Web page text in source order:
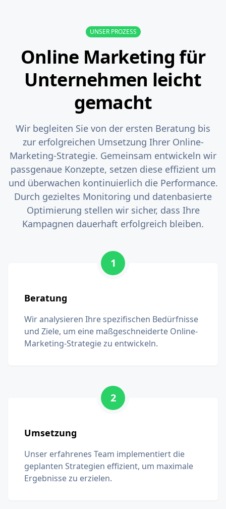
UNSER PROZESS
Online Marketing für
Unternehmen leicht
gemacht
Wir begleiten Sie von der ersten Beratung bis
zur erfolgreichen Umsetzung Ihrer Online-
Marketing-Strategie. Gemeinsam entwickeln wir
passgenaue Konzepte, setzen diese effizient um
und überwachen kontinuierlich die Performance.
Durch gezieltes Monitoring und datenbasierte
Optimierung stellen wir sicher, dass Ihre
Kampagnen dauerhaft erfolgreich bleiben.
1
Beratung
Wir analysieren Ihre spezifischen Bedürfnisse
und Ziele, um eine maßgeschneiderte Online-
Marketing-Strategie zu entwickeln.
2
Umsetzung
Unser erfahrenes Team implementiert die
geplanten Strategien effizient, um maximale
Ergebnisse zu erzielen.